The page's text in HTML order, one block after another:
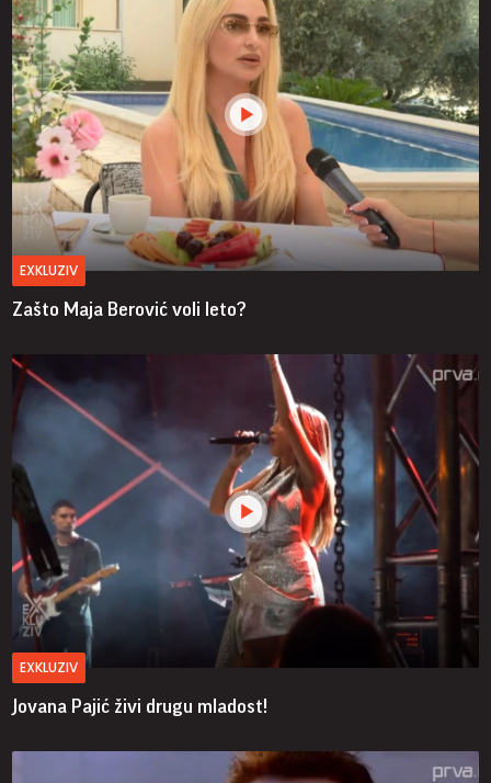
EXKLUZIV
Zašto Maja Berović voli leto?
EXKLUZIV
Jovana Pajić živi drugu mladost!